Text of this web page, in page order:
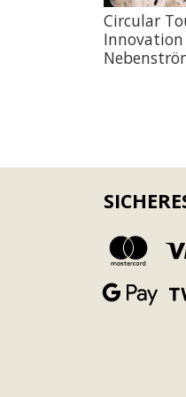
Circular
Innovation